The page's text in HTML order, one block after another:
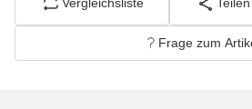
Vergleichsliste Teilen
Frage zum